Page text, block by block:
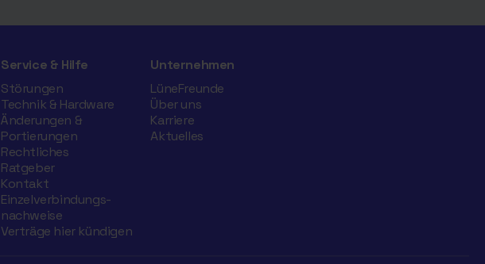
Service & Hilfe
Störungen
Technik & Hardware
Änderungen &
Portierungen
Rechtliches
Ratgeber
Kontakt
Einzelverbindungs­
nachweise
Verträge hier kündigen
Unternehmen
LüneFreunde
Über uns
Karriere
Aktuelles